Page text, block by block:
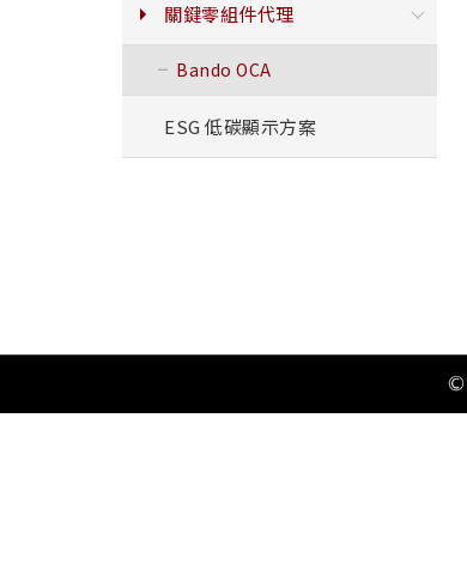
關鍵零組件代理
Bando OCA
ESG 低碳顯示方案